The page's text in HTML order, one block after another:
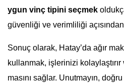
ygun vinç tipini seçmek
güvenliği ve verimliliği
Sonuç olarak, Hatay’da ağır
kullanmak, işlerinizi
masını sağlar. Unutmayın,